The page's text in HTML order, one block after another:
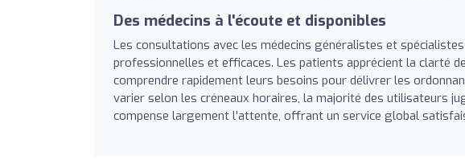
Des médecins à l'écoute et disponibles
Les consultations avec les médecins généralistes et
professionnelles et efficaces. Les patients apprécient la clarté
comprendre rapidement leurs besoins pour délivrer les
varier selon les créneaux horaires, la majorité des utilisateurs
compense largement l'attente, offrant un service global